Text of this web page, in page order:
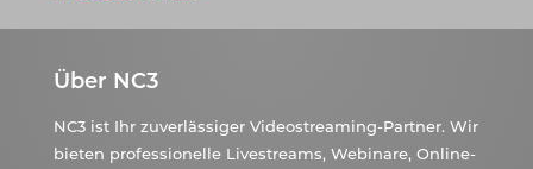
Über NC3
NC3 ist Ihr zuverlässiger Videostreaming-Partner. Wir
bieten professionelle Livestreams, Webinare, Online-